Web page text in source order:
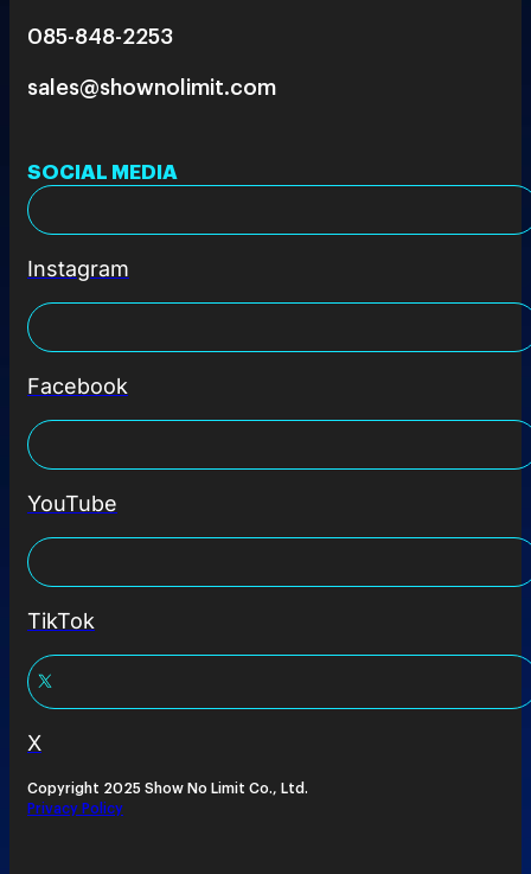
085-848-2253
sales@shownolimit.com
SOCIAL MEDIA
Instagram
Facebook
YouTube
TikTok
X
Copyright 2025 Show No Limit Co., Ltd.
Privacy Policy